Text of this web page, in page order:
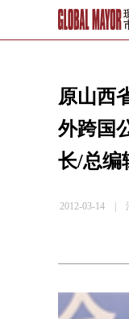
原山西
外跨国
长/总编
2012-03-14 |